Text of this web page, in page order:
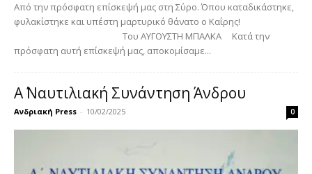
Από την πρόσφατη επίσκεψή μας στη Σύρο. Όπου καταδικάστηκε,
φυλακίστηκε και υπέστη μαρτυρικό θάνατο ο Καΐρης!
Του ΑΥΓΟΥΣΤΗ ΜΠΑΛΚΑ Κατά την
πρόσφατη αυτή επίσκεψή μας, αποκομίσαμε...
Α΄ Ναυτιλιακή Συνάντηση Άνδρου
Ανδριακή Press - 10/02/2025 0